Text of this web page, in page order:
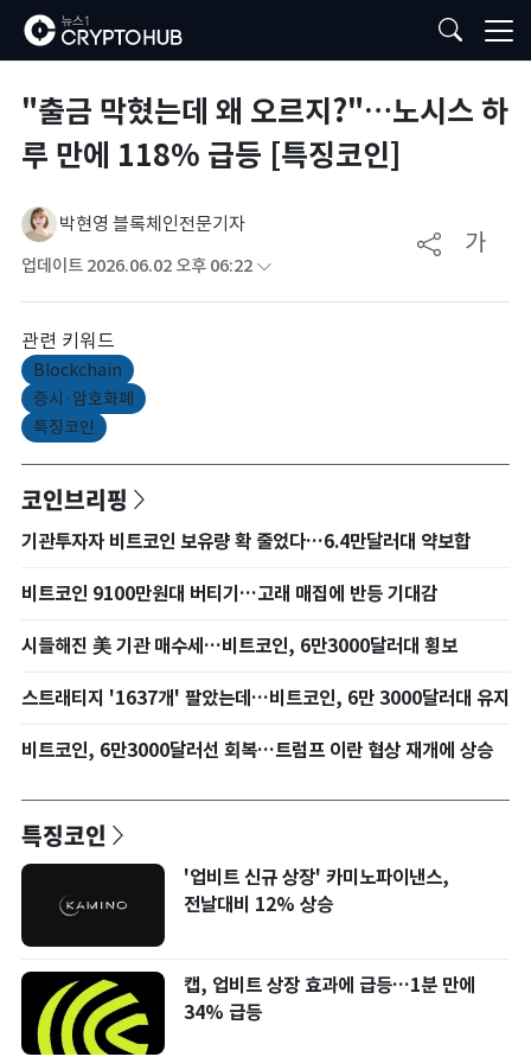
"출금 막혔는데 왜 오르지?"…노시스 하
루 만에 118% 급등 [특징코인]
박현영 블록체인전문기자
업데이트 2026.06.02 오후 06:22
가
관련 키워드
Blockchain
증시·암호화폐
특징코인
코인브리핑
기관투자자 비트코인 보유량 확 줄었다…6.4만달러대 약보합
비트코인 9100만원대 버티기…고래 매집에 반등 기대감
시들해진 美 기관 매수세…비트코인, 6만3000달러대 횡보
스트래티지 '1637개' 팔았는데…비트코인, 6만 3000달러대 유지
비트코인, 6만3000달러선 회복…트럼프 이란 협상 재개에 상승
특징코인
'업비트 신규 상장' 카미노파이낸스,
전날대비 12% 상승
캡, 업비트 상장 효과에 급등…1분 만에
34% 급등